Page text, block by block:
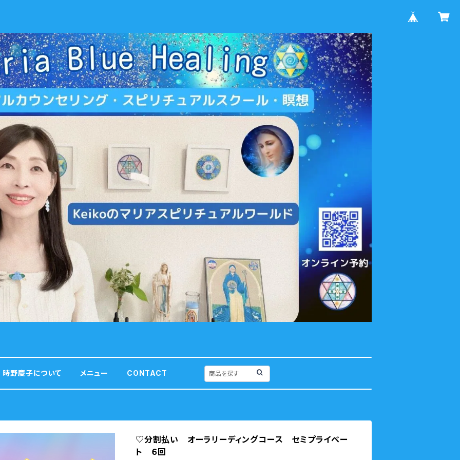
時野慶子について メニュー CONTACT
♡分割払い オーラリーディングコース セミプライベー
ト ６回